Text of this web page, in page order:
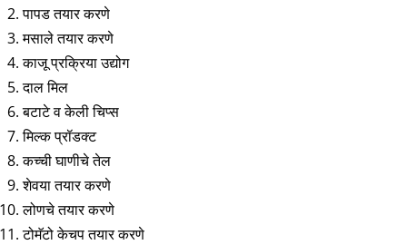
पापड तयार करणे
मसाले तयार करणे
काजू प्रक्रिया उद्योग
दाल मिल
बटाटे व केली चिप्स
मिल्क प्रॉडक्ट
कच्ची घाणीचे तेल
शेवया तयार करणे
लोणचे तयार करणे
टोमॅटो केचप तयार करणे